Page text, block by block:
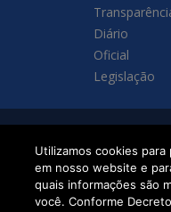
Diário
Oficial
Legislação
SETDIG | Secretaria-
Executiva de
Transformação Digital
Utilizamos cookies
em nosso website e
quais informações são
você. Conforme